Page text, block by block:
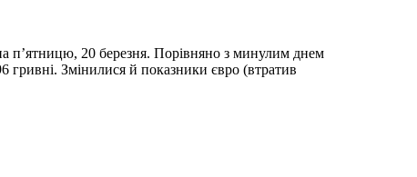
п’ятницю, 20 березня. Порівняно з минулим днем
гривні. Змінилися й показники євро (втратив